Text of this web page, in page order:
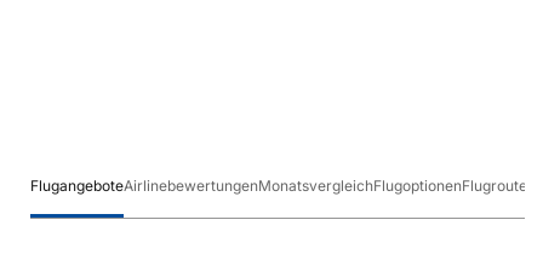
FlugangeboteAirlinebewertungenMonatsvergleichFlugoptionenFlugrouten